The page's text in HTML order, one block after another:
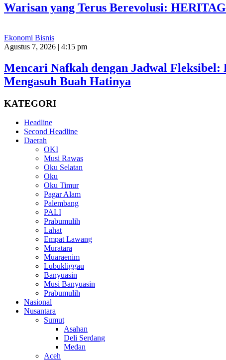
Warisan yang Terus Berevolusi:
Ekonomi Bisnis
Agustus 7, 2026 | 4:15 pm
Mencari Nafkah dengan Jadwal
Mengasuh Buah Hatinya
KATEGORI
Headline
Second Headline
Daerah
OKI
Musi Rawas
Oku Selatan
Oku
Oku Timur
Pagar Alam
Palembang
PALI
Prabumulih
Lahat
Empat Lawang
Muratara
Muaraenim
Lubukliggau
Banyuasin
Musi Banyuasin
Prabumulih
Nasional
Nusantara
Sumut
Asahan
Deli Serdang
Medan
Aceh